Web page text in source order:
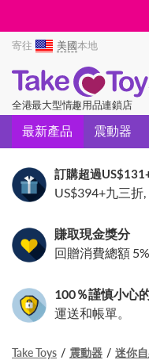
寄往 美國本地
全港最大型情趣用品連鎖店
最新產品 震動器
訂購超過US$131
US$394+九三折,
賺取現金獎分
回贈消費總額
100％謹慎小心
運送和帳單。
Take Toys 震動器 迷你